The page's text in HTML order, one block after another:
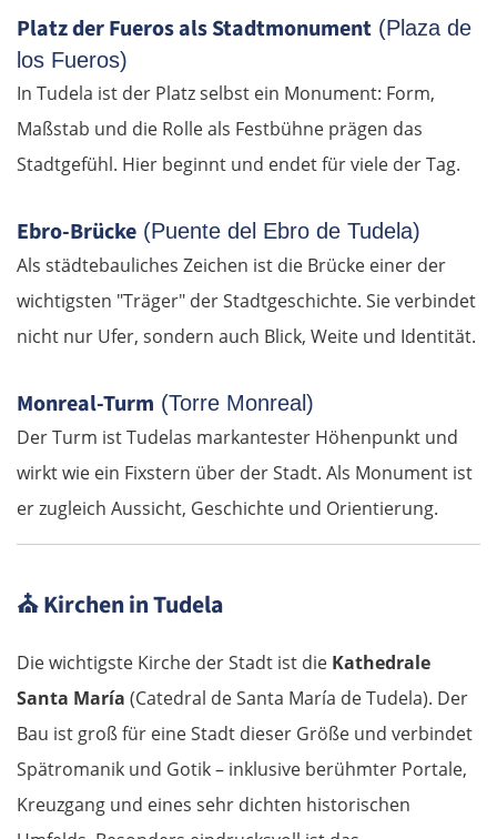
Platz der Fueros als Stadtmonument (Plaza de
los Fueros)
In Tudela ist der Platz selbst ein Monument: Form,
Maßstab und die Rolle als Festbühne prägen das
Stadtgefühl. Hier beginnt und endet für viele der Tag.
Ebro-Brücke (Puente del Ebro de Tudela)
Als städtebauliches Zeichen ist die Brücke einer der
wichtigsten "Träger" der Stadtgeschichte. Sie verbindet
nicht nur Ufer, sondern auch Blick, Weite und Identität.
Monreal-Turm (Torre Monreal)
Der Turm ist Tudelas markantester Höhenpunkt und
wirkt wie ein Fixstern über der Stadt. Als Monument ist
er zugleich Aussicht, Geschichte und Orientierung.
⛪Kirchen in Tudela
Die wichtigste Kirche der Stadt ist die Kathedrale
Santa María (Catedral de Santa María de Tudela). Der
Bau ist groß für eine Stadt dieser Größe und verbindet
Spätromanik und Gotik – inklusive berühmter Portale,
Kreuzgang und eines sehr dichten historischen
OSTROUTE
Estland
Tallinn
Pärnu
Lettland
Riga
Jelgava
Bauska
Litauen
Panevėžys